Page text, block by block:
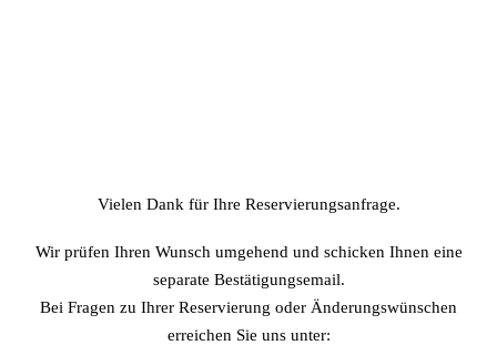
Vielen Dank für Ihre Reservierungsanfrage.
Wir prüfen Ihren Wunsch umgehend und schicken Ihnen eine
separate Bestätigungsemail.
Bei Fragen zu Ihrer Reservierung oder Änderungswünschen
erreichen Sie uns unter: